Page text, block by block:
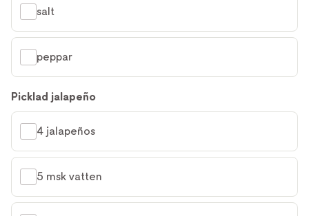
salt
peppar
Picklad jalapeño
4 jalapeños
5 msk vatten